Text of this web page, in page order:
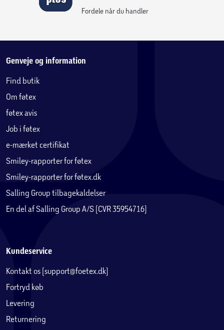
Fordele når du handler
Genveje og information
Find butik
Om føtex
føtex avis
Job i føtex
e-mærket certifikat
Smiley-rapporter for føtex
Smiley-rapporter for føtex.dk
Salling Group tilbagekaldelser
En del af Salling Group A/S (CVR 35954716)
Kundeservice
Kontakt os (support@foetex.dk)
Fortryd køb
Levering
Returnering